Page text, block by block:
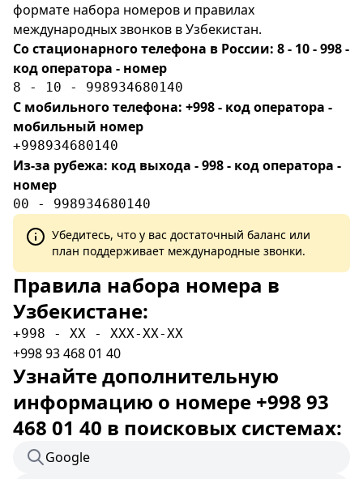
формате набора номеров и правилах
международных звонков в Узбекистан.
Со стационарного телефона в России: 8 - 10 - 998 -
код оператора - номер
8 - 10 - 998934680140
С мобильного телефона: +998 - код оператора -
мобильный номер
+998934680140
Из-за рубежа: код выхода - 998 - код оператора -
номер
00 - 998934680140
Убедитесь, что у вас достаточный баланс или
план поддерживает международные звонки.
Правила набора номера в
Узбекистане:
+998 - XX - XXX-XX-XX
+998 93 468 01 40
Узнайте дополнительную
информацию о номере +998 93
468 01 40 в поисковых системах:
Google